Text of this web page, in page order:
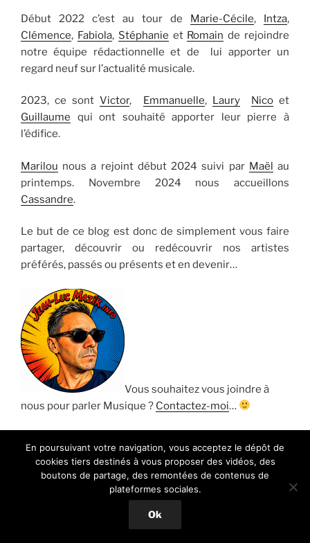
Début 2022 c’est au tour de Marie-Cécile, Intza,
Clémence, Fabiola, Stéphanie et Romain de rejoindre
notre équipe rédactionnelle et de lui apporter un
regard neuf sur l’actualité musicale.
2023, ce sontVictor, Emmanuelle, Laury Nicoet
Guillaume qui ont souhaité apporter leur pierre à
l’édifice.
Marilou nous a rejoint début 2024 suivi par Maël au
printemps. Novembre 2024 nous accueillons
Cassandre.
Le but de ce blog est donc de simplement vous faire
partager, découvrir ou redécouvrir nos artistes
préférés, passés ou présents et en devenir…
Vous souhaitez vous joindre à
nous pour parler Musique ? Contactez-moi…
AdminMazik.info
Annuaire web Coodoeil
En poursuivant votre navigation, vous acceptez le dépôt de
cookies tiers destinés à vous proposer des vidéos, des
boutons de partage, des remontées de contenus de
plateformes sociales.
Ok